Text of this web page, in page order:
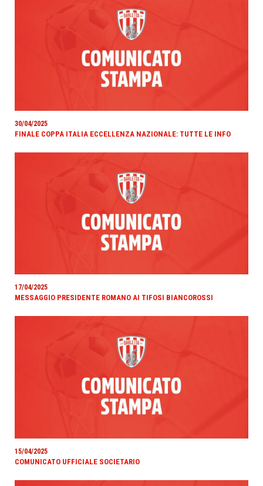
30/04/2025
FINALE COPPA ITALIA ECCELLENZA NAZIONALE: TUTTE LE INFO
17/04/2025
MESSAGGIO PRESIDENTE ROMANO AI TIFOSI BIANCOROSSI
15/04/2025
COMUNICATO UFFICIALE SOCIETARIO